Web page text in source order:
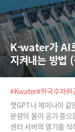
K-water가 AI
지켜내는 방법
#Kwater#한국수자원
챗GPT나 제미나이
분량의 물이 공기 중
센터 서버의 열기를